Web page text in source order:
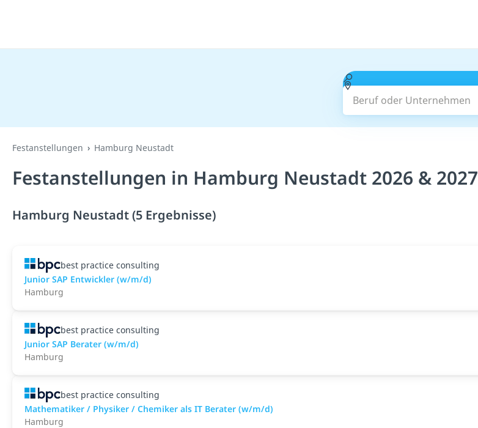
Beruf oder Unternehmen
Festanstellungen Hamburg Neustadt
Festanstellungen in Hamburg Neustadt 2026 & 2027
Hamburg Neustadt (5 Ergebnisse)
best practice consulting
Junior SAP Entwickler (w/m/d)
Hamburg
best practice consulting
Junior SAP Berater (w/m/d)
Hamburg
best practice consulting
Mathematiker / Physiker / Chemiker als IT Berater (w/m/d)
Hamburg